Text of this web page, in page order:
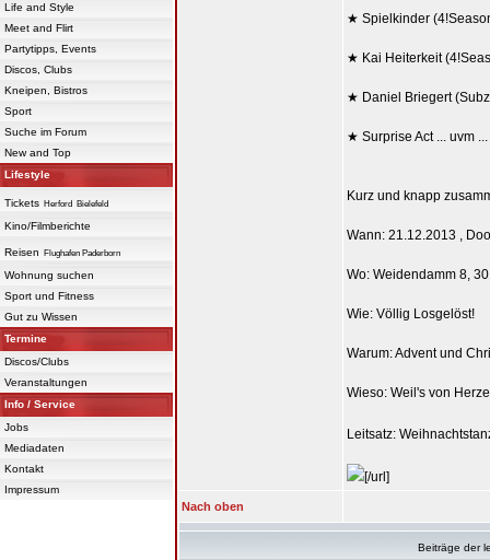
Life and Style
Meet and Flirt
Partytipps, Events
Discos, Clubs
Kneipen, Bistros
Sport
Suche im Forum
New and Top
Lifestyle
Tickets Herford Bielefeld
Kino/Filmberichte
Reisen Flughafen Paderborn
Wohnung suchen
Sport und Fitness
Gut zu Wissen
Termine
Discos/Clubs
Veranstaltungen
Info / Service
Jobs
Mediadaten
Kontakt
Impressum
★ Spielkinder
★ Kai Heiterkeit
★ Daniel Briegert
★ Surprise Act ... uvm
Kurz und knapp
Wann: 21.12.2013 ,
Wo: Weidendamm 8,
Wie: Völlig Losgelöst!
Warum: Advent und
Wieso: Weil's von
Leitsatz:
[/url]
Nach oben
Beiträge der